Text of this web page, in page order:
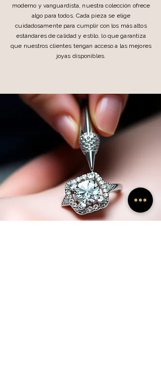
moderno y vanguardista, nuestra colección ofrece
algo para todos. Cada pieza se elige
cuidadosamente para cumplir con los más altos
estándares de calidad y estilo, lo que garantiza
que nuestros clientes tengan acceso a las mejores
joyas disponibles.